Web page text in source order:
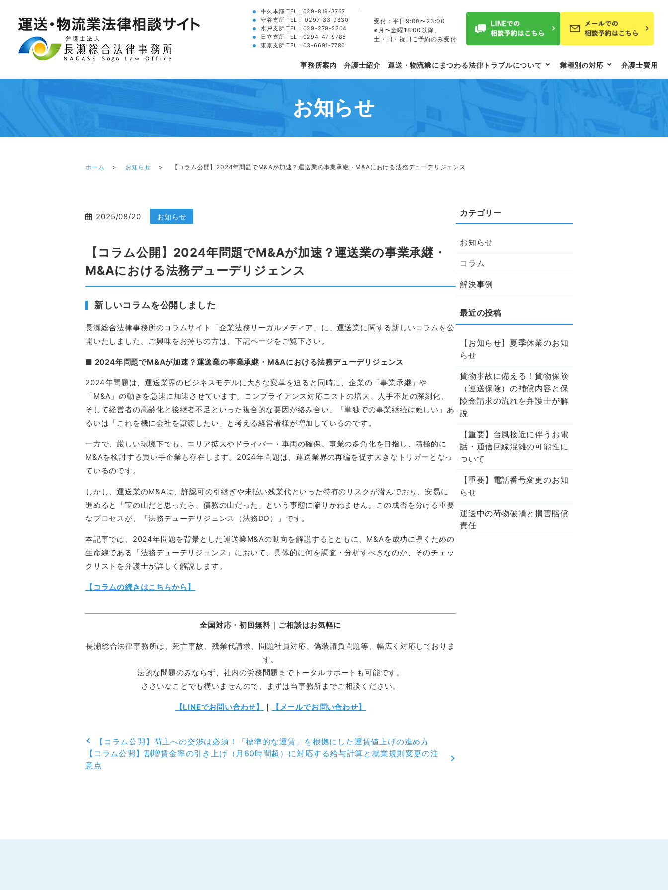
事務所案内 弁護士紹介 運送・物流業にまつわる法律トラブルについて 業種別の対応 弁護士費用
牛久本部 TEL： 029-819-3767
守谷支所 TEL：
0297-33-9830
水戸支所 TEL： 029-279-2304
日立支所 TEL： 0294-47-9785
東京支所 TEL： 03-6691-7780
受付：平日9:00〜23:00
※月〜金曜18:00以降、
土・日・祝日ご予約のみ受付
お知らせ
ホーム お知らせ 【コラム公開】2024年問題でM&Aが加速？運送業の事業承継・M&Aにおける法務デューデリジェンス
2025/08/20 お知らせ
【コラム公開】2024年問題でM&Aが加速？運送業の事業承継・
M&Aにおける法務デューデリジェンス
新しいコラムを公開しました
長瀬総合法律事務所のコラムサイト「企業法務リーガルメディア」に、運送業に関する新しいコラムを公
開いたしました。ご興味をお持ちの方は、下記ページをご覧下さい。
■ 2024年問題でM&Aが加速？運送業の事業承継・M&Aにおける法務デューデリジェンス
2024年問題は、運送業界のビジネスモデルに大きな変革を迫ると同時に、企業の「事業承継」や
「M&A」の動きを急速に加速させています。コンプライアンス対応コストの増大、人手不足の深刻化、
そして経営者の高齢化と後継者不足といった複合的な要因が絡み合い、「単独での事業継続は難しい」あ
るいは「これを機に会社を譲渡したい」と考える経営者様が増加しているのです。
一方で、厳しい環境下でも、エリア拡大やドライバー・車両の確保、事業の多角化を目指し、積極的に
M&Aを検討する買い手企業も存在します。2024年問題は、運送業界の再編を促す大きなトリガーとなっ
ているのです。
しかし、運送業のM&Aは、許認可の引継ぎや未払い残業代といった特有のリスクが潜んでおり、安易に
進めると「宝の山だと思ったら、債務の山だった」という事態に陥りかねません。この成否を分ける重要
なプロセスが、「法務デューデリジェンス（法務DD）」です。
本記事では、2024年問題を背景とした運送業M&Aの動向を解説するとともに、M&Aを成功に導くための
生命線である「法務デューデリジェンス」において、具体的に何を調査・分析すべきなのか、そのチェッ
クリストを弁護士が詳しく解説します。
【コラムの続きはこちらから】
全国対応・初回無料｜ご相談はお気軽に
長瀬総合法律事務所は、死亡事故、残業代請求、問題社員対応、偽装請負問題等、幅広く対応しておりま
す。
法的な問題のみならず、社内の労務問題までトータルサポートも可能です。
ささいなことでも構いませんので、まずは当事務所までご相談ください。
【LINEでお問い合わせ】 ｜ 【メールでお問い合わせ】
【コラム公開】荷主への交渉は必須！「標準的な運賃」を根拠にした運賃値上げの進め方
【コラム公開】割増賃金率の引き上げ（月60時間超）に対応する給与計算と就業規則変更の注
意点
お知らせ
コラム
解決事例
【お知らせ】夏季休業のお知
らせ
貨物事故に備える！貨物保険
（運送保険）の補償内容と保
険金請求の流れを弁護士が解
説
【重要】台風接近に伴うお電
話・通信回線混雑の可能性に
ついて
【重要】電話番号変更のお知
らせ
運送中の荷物破損と損害賠償
責任